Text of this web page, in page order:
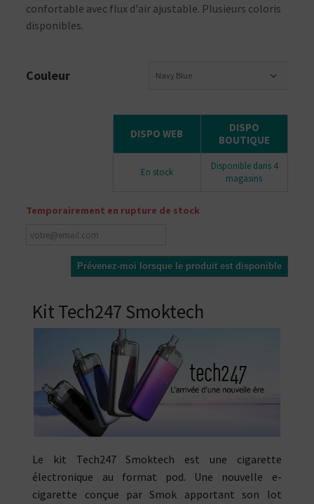
confortable avec flux d'air ajustable. Plusieurs coloris
disponibles.
Couleur Navy Blue
DISPO WEB
DISPO
BOUTIQUE
En stock
Disponible dans 4
magasins
Temporairement en rupture de stock
Prévenez-moi lorsque le produit est disponible
Kit Tech247 Smoktech
Le kit Tech247 Smoktech est une cigarette
électronique au format pod. Une nouvelle e-
cigarette conçue par Smok apportant son lot